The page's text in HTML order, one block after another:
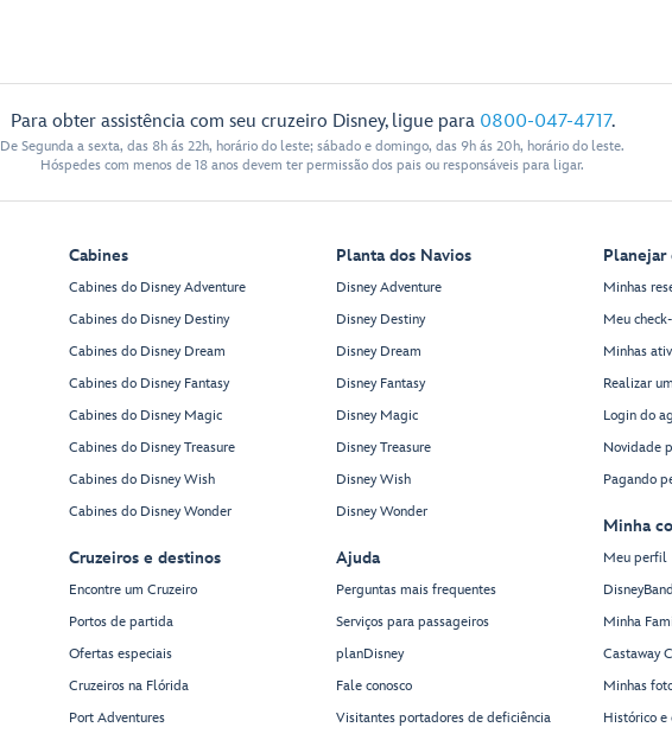
Para obter assistência com seu cruzeiro Disney, ligue para 0800-047-4717.
De Segunda a sexta, das 8h ás 22h, horário do leste; sábado e domingo, das 9h ás 20h, horário do leste.
Hóspedes com menos de 18 anos devem ter permissão dos pais ou responsáveis para ligar.
Cabines
Cabines do Disney Adventure
Cabines do Disney Destiny
Cabines do Disney Dream
Cabines do Disney Fantasy
Cabines do Disney Magic
Cabines do Disney Treasure
Cabines do Disney Wish
Cabines do Disney Wonder
Cruzeiros e destinos
Encontre um Cruzeiro
Portos de partida
Ofertas especiais
Cruzeiros na Flórida
Port Adventures
Planta dos Navios
Disney Adventure
Disney Destiny
Disney Dream
Disney Fantasy
Disney Magic
Disney Treasure
Disney Wish
Disney Wonder
Ajuda
Perguntas mais frequentes
Serviços para passageiros
planDisney
Fale conosco
Visitantes portadores de deficiência
Planejar
Minhas
Meu
Minhas
Realizar
Login do
Novidade
Pagando
Minha
Meu perfil
Minha
Castaway
Minhas
Histórico e